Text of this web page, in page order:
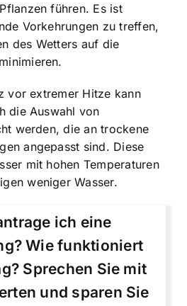
führen. Es ist
Vorkehrungen zu treffen,
des Wetters auf die
vor extremer Hitze kann
die Auswahl von
werden, die an trockene
angepasst sind. Diese
mit hohen Temperaturen
weniger Wasser.
ich eine
Wie funktioniert
Sprechen Sie mit
und sparen Sie